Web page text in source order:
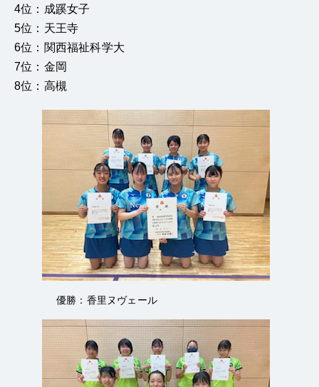
4位：成蹊女子
5位：天王寺
6位：関西福祉科学大
7位：金岡
8位：高槻
優勝：香里ヌヴェール